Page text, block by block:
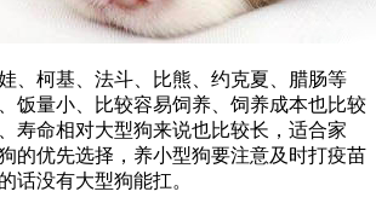
、柯基、法斗、比熊、约克夏、腊肠等
饭量小、比较容易饲养、饲养成本也比较
寿命相对大型狗来说也比较长，适合家
的优先选择，养小型狗要注意及时打疫苗
话没有大型狗能扛。